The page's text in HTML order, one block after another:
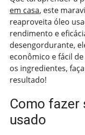
em casa, este
reaproveita óleo
rendimento e
desengordurante,
econômico e fácil
os ingredientes,
resultado!
Como fazer
usado